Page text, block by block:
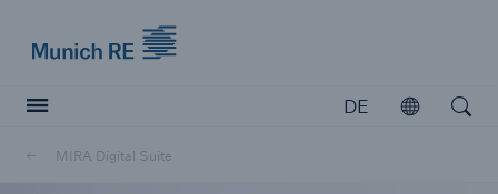
DE
Öffnen
MIRA Digital Suite